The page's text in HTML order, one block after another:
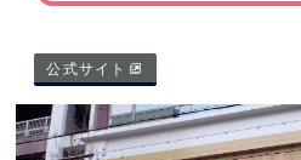
公式サイト